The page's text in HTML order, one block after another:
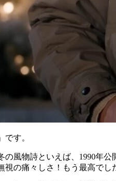
す。
の風物詩といえば、1990年公
視の痛々しさ！もう最高でし